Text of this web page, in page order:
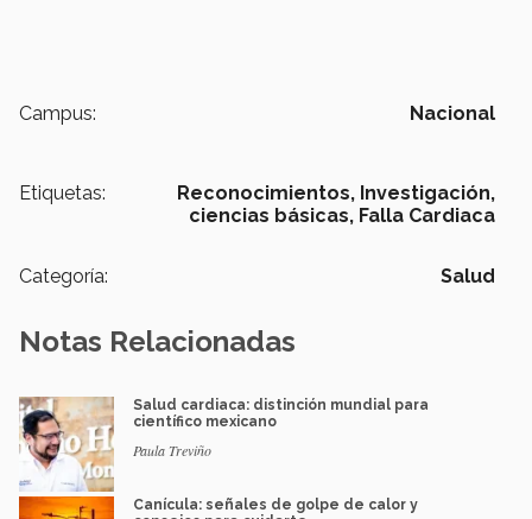
Campus: Nacional
Etiquetas: Reconocimientos, Investigación,
ciencias básicas, Falla Cardiaca
Categoría: Salud
Notas Relacionadas
Salud cardiaca: distinción mundial para
científico mexicano
Paula Treviño
Canícula: señales de golpe de calor y